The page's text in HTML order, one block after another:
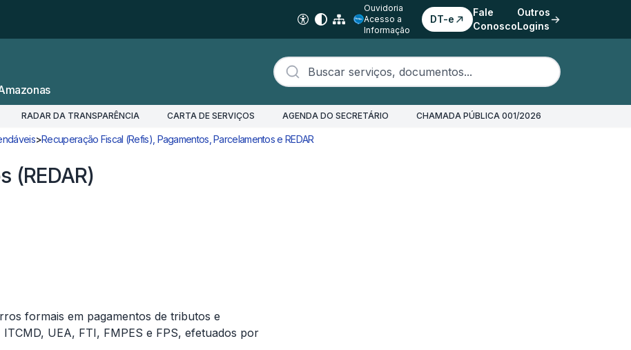
Ouvidoria
Acesso a
Informação
DT-e
Fale
Conosco
Outros
Logins
Buscar serviços, documentos...
RADAR DA TRANSPARÊNCIA CARTA DE SERVIÇOS AGENDA DO SECRETÁRIO CHAMADA PÚBLICA 001/2026
>Recuperação Fiscal (Refis), Pagamentos, Parcelamentos e REDARCorreção de Pagamentos (REDAR)
(REDAR)
formais em pagamentos de tributos e
UEA, FTI, FMPES e FPS, efetuados por